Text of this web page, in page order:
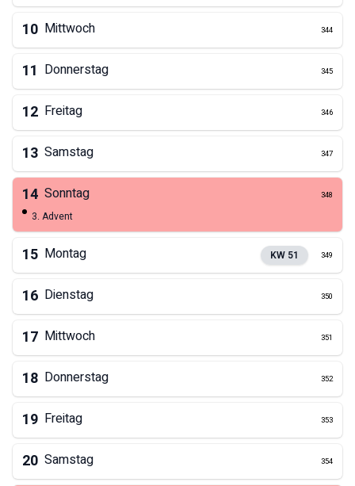
10 Mittwoch 344
11 Donnerstag 345
12 Freitag 346
13 Samstag 347
14 Sonntag 348
3. Advent
15 Montag KW 51 349
16 Dienstag 350
17 Mittwoch 351
18 Donnerstag 352
19 Freitag 353
20 Samstag 354